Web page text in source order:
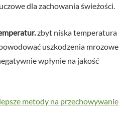
dla zachowania świeżości.
zbyt niska temperatura
uszkodzenia mrozowe
wpłynie na jakość
metody na przechowywanie